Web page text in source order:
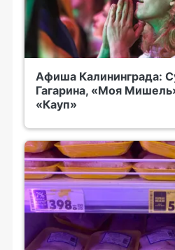
Афиша Калининграда:
Гагарина, «Моя
«Кауп»